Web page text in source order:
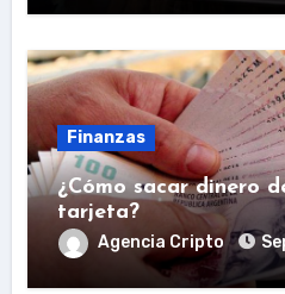
Finanzas
¿Cómo sacar dinero
tarjeta?
Agencia Cripto